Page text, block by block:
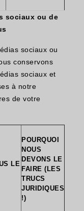
sociaux ou de
sociaux ou
conservons
sociaux et
à notre
de votre
LE
POURQUOI
NOUS
DEVONS LE
FAIRE (LES
TRUCS
JURIDIQUES
!)